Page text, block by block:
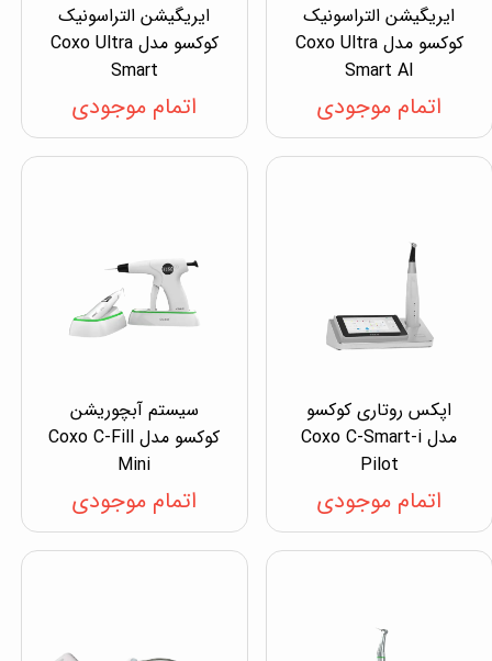
ایریگیشن التراسونیک
کوکسو مدل Coxo Ultra
Smart AI
اتمام موجودی
ایریگیشن التراسونیک
کوکسو مدل Coxo Ultra
Smart
اتمام موجودی
اپکس روتاری کوکسو
مدل Coxo C-Smart-i
Pilot
اتمام موجودی
سیستم آبچوریشن
کوکسو مدل Coxo C-Fill
Mini
اتمام موجودی